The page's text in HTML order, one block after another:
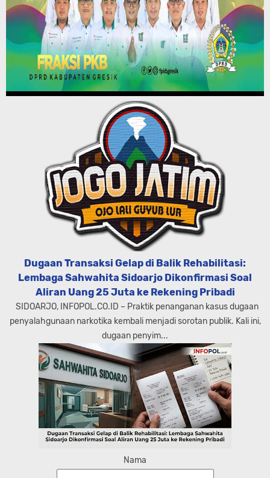
Dugaan Transaksi Gelap di Balik Rehabilitasi:
Lembaga Sahwahita Sidoarjo Dikonfirmasi Soal
Aliran Uang 25 Juta ke Rekening Pribadi
SIDOARJO, INFOPOL.CO.ID – Praktik penanganan kasus dugaan
penyalahgunaan narkotika kembali menjadi sorotan publik. Kali ini,
dugaan penyim...
Nama